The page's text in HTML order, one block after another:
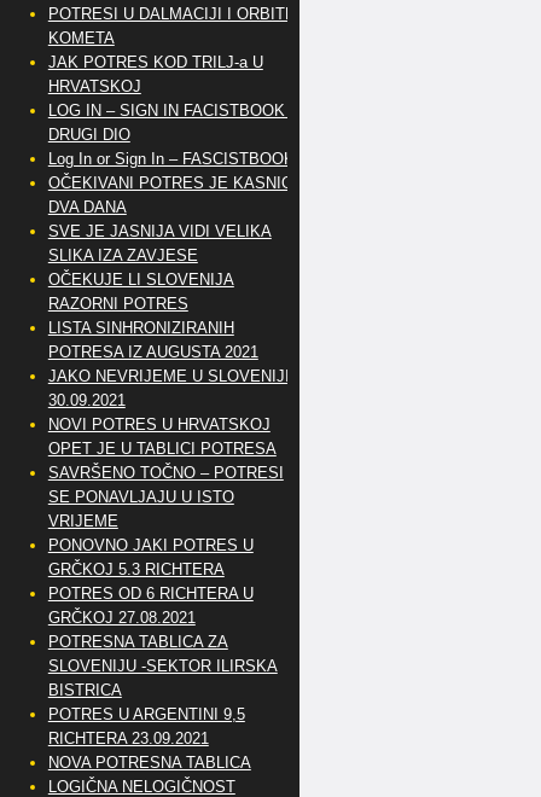
POTRESI U DALMACIJI I ORBITE
KOMETA
JAK POTRES KOD TRILJ-a U
HRVATSKOJ
LOG IN – SIGN IN FACISTBOOK –
DRUGI DIO
Log In or Sign In – FASCISTBOOK
OČEKIVANI POTRES JE KASNIO
DVA DANA
SVE JE JASNIJA VIDI VELIKA
SLIKA IZA ZAVJESE
OČEKUJE LI SLOVENIJA
RAZORNI POTRES
LISTA SINHRONIZIRANIH
POTRESA IZ AUGUSTA 2021
JAKO NEVRIJEME U SLOVENIJI
30.09.2021
NOVI POTRES U HRVATSKOJ
OPET JE U TABLICI POTRESA
SAVRŠENO TOČNO – POTRESI
SE PONAVLJAJU U ISTO
VRIJEME
PONOVNO JAKI POTRES U
GRČKOJ 5.3 RICHTERA
POTRES OD 6 RICHTERA U
GRČKOJ 27.08.2021
POTRESNA TABLICA ZA
SLOVENIJU -SEKTOR ILIRSKA
BISTRICA
POTRES U ARGENTINI 9,5
RICHTERA 23.09.2021
NOVA POTRESNA TABLICA
LOGIČNA NELOGIČNOST